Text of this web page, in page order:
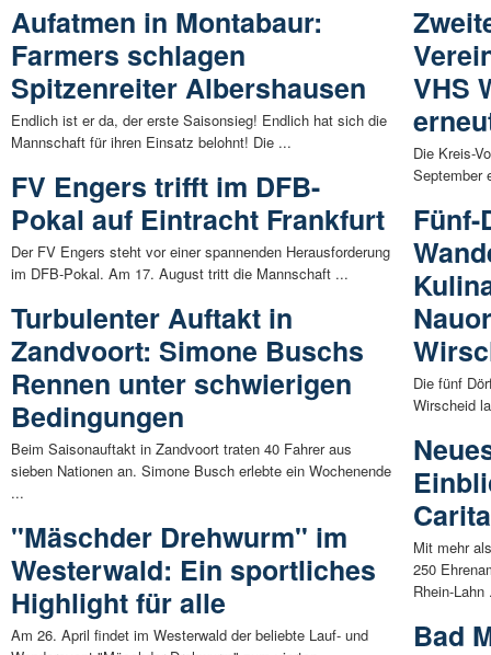
Aufatmen in Montabaur:
Farmers schlagen
Spitzenreiter Albershausen
Endlich ist er da, der erste Saisonsieg! Endlich hat sich die
Mannschaft für ihren Einsatz belohnt! Die ...
FV Engers trifft im DFB-
Pokal auf Eintracht Frankfurt
Der FV Engers steht vor einer spannenden Herausforderung
im DFB-Pokal. Am 17. August tritt die Mannschaft ...
Turbulenter Auftakt in
Zandvoort: Simone Buschs
Rennen unter schwierigen
Bedingungen
Beim Saisonauftakt in Zandvoort traten 40 Fahrer aus
sieben Nationen an. Simone Busch erlebte ein Wochenende
...
"Mäschder Drehwurm" im
Westerwald: Ein sportliches
Highlight für alle
Am 26. April findet im Westerwald der beliebte Lauf- und
VHS
Die Kreis-
September
Fünf-
Die fünf
Wirscheid
Mit mehr
250
Rhein-Lahn
Bad